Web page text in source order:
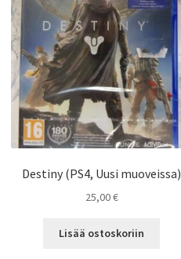
Destiny (PS4, Uusi muoveissa)
25,00€
Lisää ostoskoriin